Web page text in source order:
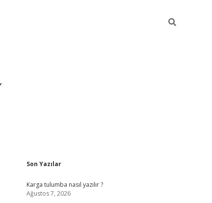
Sidebar
Son Yazılar
Karga tulumba nasıl yazılır ?
Ağustos 7, 2026